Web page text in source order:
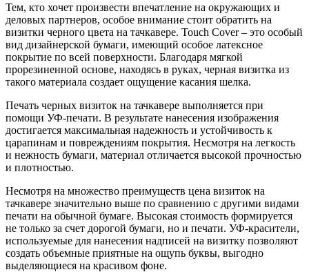
Тем, кто хочет произвести впечатление на окружающих и
деловых партнеров, особое внимание стоит обратить на
визитки черного цвета на тачкавере. Touch Cover – это особый
вид дизайнерской бумаги, имеющий особое латексное
покрытие по всей поверхности. Благодаря мягкой
прорезиненной основе, находясь в руках, черная визитка из
такого материала создает ощущение касания шелка.
Печать черных визиток на тачкавере выполняется при
помощи УФ-печати. В результате нанесения изображения
достигается максимальная надежность и устойчивость к
царапинам и повреждениям покрытия. Несмотря на легкость
и нежность бумаги, материал отличается высокой прочностью
и плотностью.
Несмотря на множество преимуществ цена визиток на
тачкавере значительно выше по сравнению с другими видами
печати на обычной бумаге. Высокая стоимость формируется
не только за счет дорогой бумаги, но и печати. УФ-красители,
используемые для нанесения надписей на визитку позволяют
создать объемные приятные на ощупь буквы, выгодно
выделяющиеся на красивом фоне.